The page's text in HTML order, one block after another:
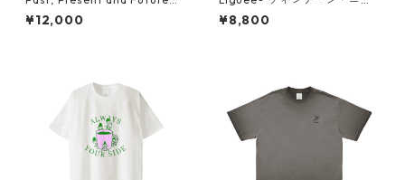
"アタミ"（胸ロゴ刺繍&バック
プリント）スウェット
¥12,000
アンス Tシャツ（刺繍ロゴ）ブ
ラウン
¥8,800